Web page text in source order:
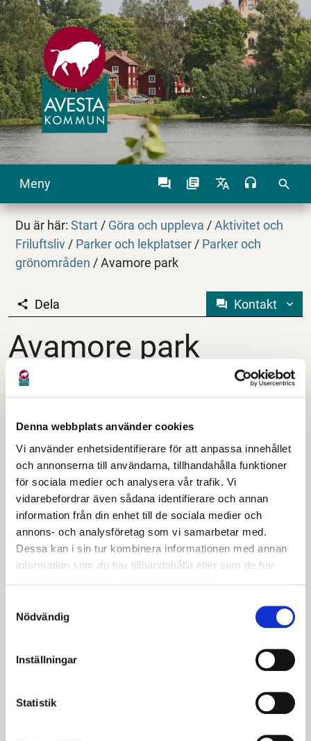
Denna webbplats använder cookies
Vi använder enhetsidentifierare för att anpassa innehållet
och annonserna till användarna, tillhandahålla funktioner
för sociala medier och analysera vår trafik. Vi
vidarebefordrar även sådana identifierare och annan
information från din enhet till de sociala medier och
annons- och analysföretag som vi samarbetar med.
Dessa kan i sin tur kombinera informationen med annan
information som du har tillhandahållit eller som de har
Nödvändig
Inställningar
Statistik
Meny search
Du är här:Start / Göra och uppleva / Aktivitet och
Friluftsliv / Parker och lekplatser / Parker och
grönområden /Avamore park
Avamore park
Dela Kontakt
Avamore park
Avamore park vid Aalto-huset, invigdes 26 maj 2017.
Avamore park byggdes 2016 - 2017.
25 juli 2025